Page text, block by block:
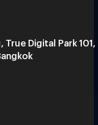
Digital Park 101,